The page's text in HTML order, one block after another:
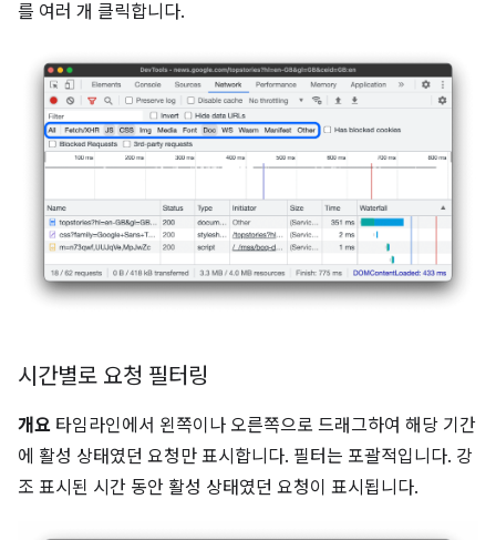
를 여러 개 클릭합니다.
시간별로 요청 필터링
개요 타임라인에서 왼쪽이나 오른쪽으로 드래그하여 해당 기간
에 활성 상태였던 요청만 표시합니다. 필터는 포괄적입니다. 강
조 표시된 시간 동안 활성 상태였던 요청이 표시됩니다.